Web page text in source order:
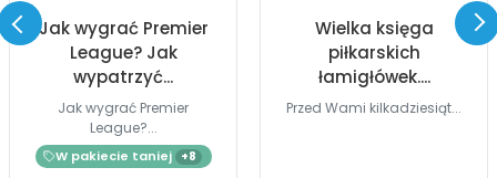
Jak wygrać Premier
League? Jak
wypatrzyć...
Jak wygrać Premier
League?...
W pakiecie taniej +8
Wielka księga
piłkarskich
łamigłówek....
Przed Wami kilkadziesiąt...